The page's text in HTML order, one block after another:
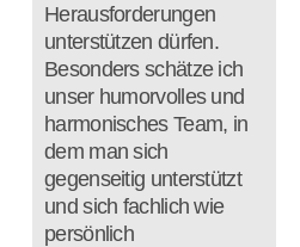
Herausforderungen
unterstützen dürfen.
Besonders schätze ich
unser humorvolles und
harmonisches Team, in
dem man sich
gegenseitig unterstützt
und sich fachlich wie
persönlich